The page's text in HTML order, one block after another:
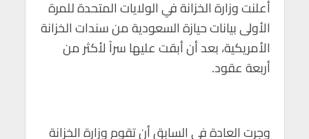
e
b
o
o
tt
er
ail
at
s
A
ke
dI
n
gr
a
m
ar
e
أعلنت وزارة الخزانة في الولايات المتحدة للمرة
الأولى بيانات حيازة السعودية من سندات الخزانة
الأمريكية، بعد أن أبقت عليها سراً لأكثر من
أربعة عقود.
وجرت العادة في السابق أن تقوم وزارة الخزانة